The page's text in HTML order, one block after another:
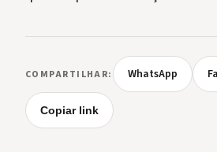
COMPARTILHAR: WhatsApp
Copiar link